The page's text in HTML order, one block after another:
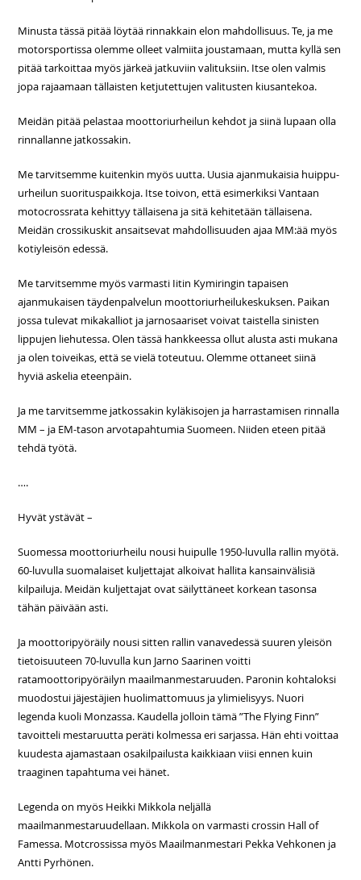
Minusta tässä pitää löytää rinnakkain elon mahdollisuus. Te, ja me
motorsportissa olemme olleet valmiita joustamaan, mutta kyllä sen
pitää tarkoittaa myös järkeä jatkuviin valituksiin. Itse olen valmis
jopa rajaamaan tällaisten ketjutettujen valitusten kiusantekoa.
Meidän pitää pelastaa moottoriurheilun kehdot ja siinä lupaan olla
rinnallanne jatkossakin.
Me tarvitsemme kuitenkin myös uutta. Uusia ajanmukaisia huippu-
urheilun suorituspaikkoja. Itse toivon, että esimerkiksi Vantaan
motocrossrata kehittyy tällaisena ja sitä kehitetään tällaisena.
Meidän crossikuskit ansaitsevat mahdollisuuden ajaa MM:ää myös
kotiyleisön edessä.
Me tarvitsemme myös varmasti Iitin Kymiringin tapaisen
ajanmukaisen täydenpalvelun moottoriurheilukeskuksen. Paikan
jossa tulevat mikakalliot ja jarnosaariset voivat taistella sinisten
lippujen liehutessa. Olen tässä hankkeessa ollut alusta asti mukana
ja olen toiveikas, että se vielä toteutuu. Olemme ottaneet siinä
hyviä askelia eteenpäin.
Ja me tarvitsemme jatkossakin kyläkisojen ja harrastamisen rinnalla
MM – ja EM-tason arvotapahtumia Suomeen. Niiden eteen pitää
tehdä työtä.
….
Hyvät ystävät –
Suomessa moottoriurheilu nousi huipulle 1950-luvulla rallin myötä.
60-luvulla suomalaiset kuljettajat alkoivat hallita kansainvälisiä
kilpailuja. Meidän kuljettajat ovat säilyttäneet korkean tasonsa
tähän päivään asti.
Ja moottoripyöräily nousi sitten rallin vanavedessä suuren yleisön
tietoisuuteen 70-luvulla kun Jarno Saarinen voitti
ratamoottoripyöräilyn maailmanmestaruuden. Paronin kohtaloksi
muodostui jäjestäjien huolimattomuus ja ylimielisyys. Nuori
legenda kuoli Monzassa. Kaudella jolloin tämä ”The Flying Finn”
tavoitteli mestaruutta peräti kolmessa eri sarjassa. Hän ehti voittaa
kuudesta ajamastaan osakilpailusta kaikkiaan viisi ennen kuin
traaginen tapahtuma vei hänet.
Legenda on myös Heikki Mikkola neljällä
maailmanmestaruudellaan. Mikkola on varmasti crossin Hall of
Famessa. Motcrossissa myös Maailmanmestari Pekka Vehkonen ja
Antti Pyrhönen.